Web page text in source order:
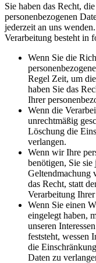
Sie haben das Recht,
personenbezogenen
jederzeit an uns
Verarbeitung besteht in
Wenn Sie die
Regel Zeit, um
haben Sie das
Ihrer
Wenn die
unrechtmäßig
Löschung die
verlangen.
Wenn wir Ihre
benötigen, Sie
Geltendmachung
das Recht, statt
Verarbeitung
Wenn Sie einen
eingelegt haben,
unseren
feststeht, wessen
die
Daten zu